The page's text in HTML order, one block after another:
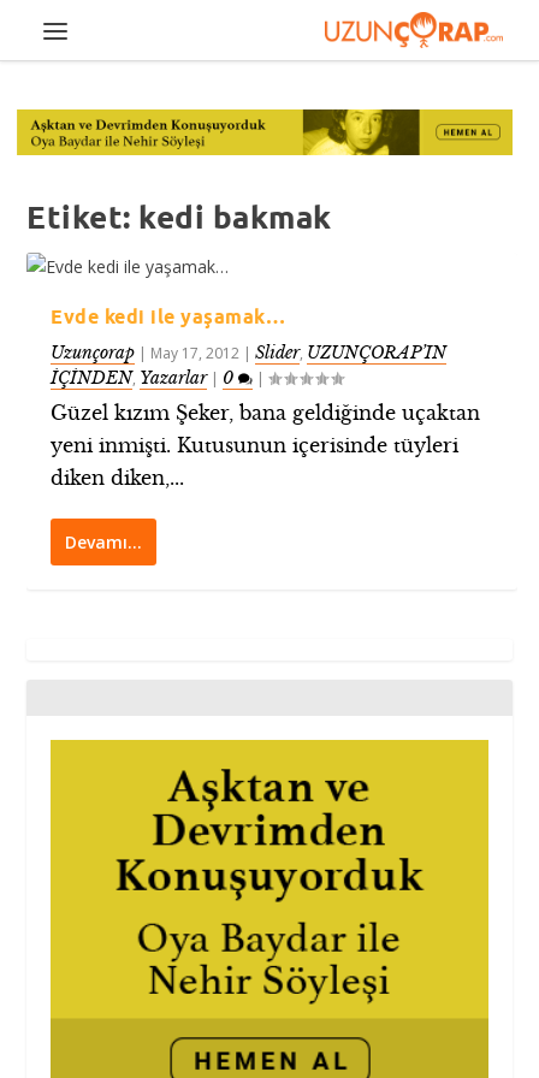
Etiket: kedi bakmak
Evde kedi ile yaşamak…
Uzunçorap | May 17, 2012 |Slider, UZUNÇORAP’IN
İÇİNDEN, Yazarlar| 0 |
Güzel kızım Şeker, bana geldiğinde uçaktan
yeni inmişti. Kutusunun içerisinde tüyleri
diken diken,...
Devamı…